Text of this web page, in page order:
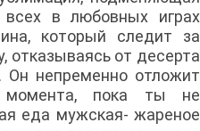
в любовных играх
который следит за
отказываясь от десерта
Он непременно отложит
пока ты не
еда мужская- жареное